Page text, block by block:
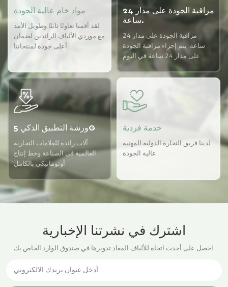
مواد خام عالية الجودة
لقد أقمنا تعاونًا ثابتًا وطويل الأمد
مع موردي الألياف الرائدين لضمان
أعلى جودة لمنتجاتنا.
مراقبة الجودة على مدار 24
ساعة.
مراقبة الجودة على مدار 24
ساعة. يتم إجراء مراقبة الجودة
على مدار 24 ساعة في اليوم
باستخدام نظام ضمان الجودة
USTER لضمان اتساق الجودة
ورشة التطبيق الذكي 5G
آلات رائدة للعلامات التجارية
العالمية في الصناعة وخط إنتاج
أوتوماتيكي بالكامل
خدمة فردية
لدينا فريق التجارة الدولية المهنية
عالية الجودة
اشترك في نشرتنا الإخبارية
احصل على أحدث اتجاه للألياف المعاد تدويرها في صندوق الوارد الخاص بك.